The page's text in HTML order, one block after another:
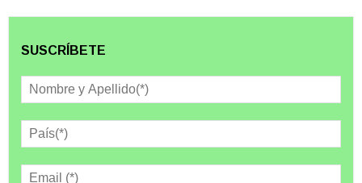
SUSCRÍBETE